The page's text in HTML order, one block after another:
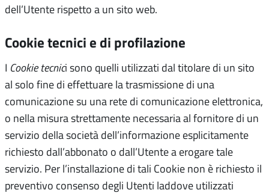
dell’Utente rispetto a un sito web.
Cookie tecnici e di profilazione
I Cookie tecnici sono quelli utilizzati dal titolare di un sito
al solo fine di effettuare la trasmissione di una
comunicazione su una rete di comunicazione elettronica,
o nella misura strettamente necessaria al fornitore di un
servizio della società dell’informazione esplicitamente
richiesto dall’abbonato o dall’Utente a erogare tale
servizio. Per l’installazione di tali Cookie non è richiesto il
preventivo consenso degli Utenti laddove utilizzati